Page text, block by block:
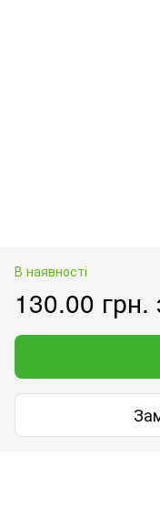
В наявності
130.00